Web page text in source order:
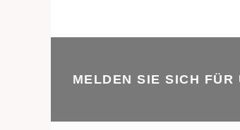
MELDEN SIE SICH FÜR